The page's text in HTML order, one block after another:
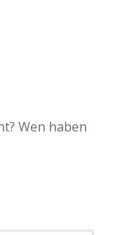
Wen haben